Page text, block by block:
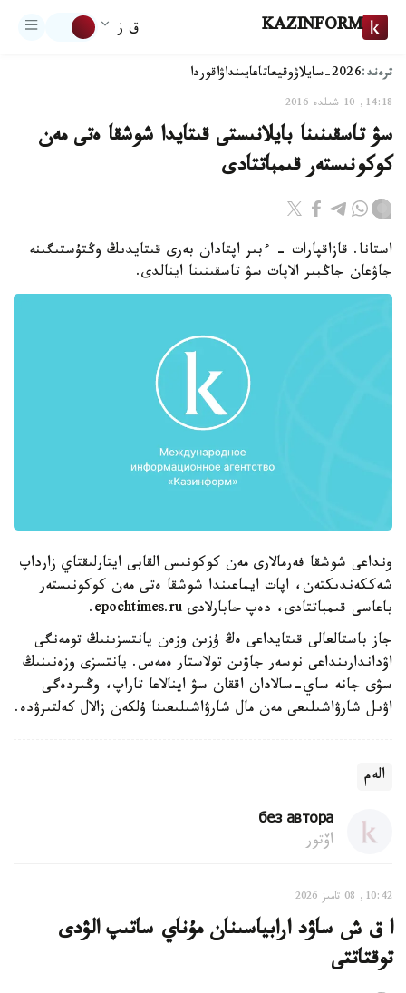
KAZINFORM ق ز
ترەند:2026-سايلاۋ وقيعاتاعايىنداۋاقوردا
14:18, 10 شىلدە 2016
سۋ تاسقىنىنا بايلانىستى قىتايدا شوشقا ەتى مەن
كوكونىستەر قىمباتتادى
استانا. قازاقپارات - ءبىر اپتادان بەرى قىتايدىڭ وڭتۇستىگىنە
جاۋعان جاڭبىر الاپات سۋ تاسقىنىنا اينالدى.
ونداعى شوشقا فەرمالارى مەن كوكونىس القابى ايتارلىقتاي زارداپ
شەككەندىكتەن، اپات ايماعىندا شوشقا ەتى مەن كوكونىستەر
باعاسى قىمباتتادى، دەپ حابارلادى epochtimes.ru.
جاز باستالعالى قىتايداعى ەڭ ۇزىن وزەن يانتسزىنىڭ تومەنگى
اۋداندارىنداعى نوسەر جاۋىن تولاستار ەمەس. يانتسزى وزەنىنىڭ
سۋى جانە ساي-سالادان اققان سۋ اينالاعا تاراپ، وڭىردەگى
اۋىل شارۋاشىلىعى مەن مال شارۋاشىلىعىنا ۇلكەن زالال كەلتىرۋدە.
الەم
без автора
اۆتور
10:42, 08 تامىز 2026
ا ق ش ساۋد ارابياسىنان مۇناي ساتىپ الۋدى
توقتاتتى